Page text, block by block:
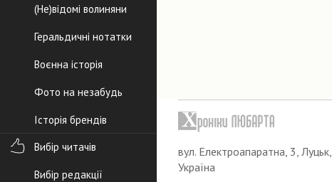
(Не)відомі волиняни
Геральдичні нотатки
Воєнна історія
Фото на незабудь
Історія брендів
Вибір читачів
Вибір редакції
вул. Електроапаратна, 3, Луцьк,
Україна